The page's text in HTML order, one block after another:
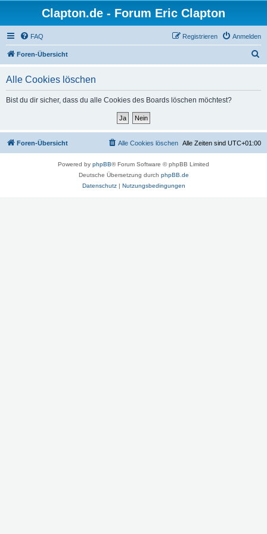
Clapton.de - Forum Eric Clapton
FAQ Anmelden
Registrieren
Foren-Übersicht
Alle Cookies löschen
Bist du dir sicher, dass du alle Cookies des Boards löschen möchtest?
Foren-Übersicht Alle Zeiten sind UTC+01:00
Alle Cookies löschen
Powered by phpBB® Forum Software © phpBB Limited
Deutsche Übersetzung durch phpBB.de
Datenschutz| Nutzungsbedingungen